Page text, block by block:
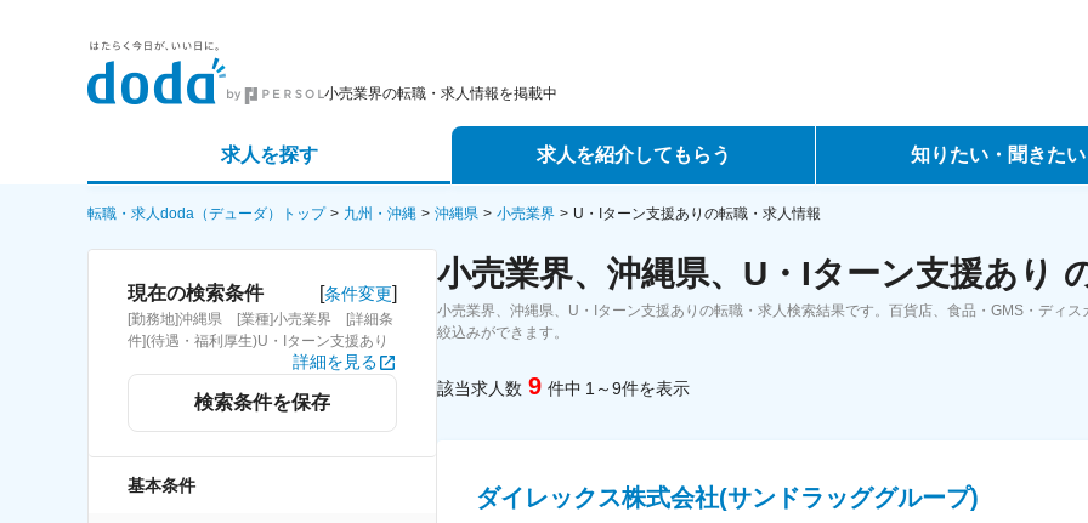
小売業界の転職・求人情報を掲載中
求人を探す
詳細条件から探す
求人特集から探す
求人を紹介してもらう
エージェントサービス
スカウトサービス
パートナーエージェントサービス
知りたい・聞きたい
データで見る転職
転職・求人doda（デューダ）トップ 九州・沖縄 沖縄県 小売業界 U・Iターン支援ありの転職・求人情報
現在の検索条件 [条件変更]
[勤務地]沖縄県 [業種]小売業界 [詳細条
件](待遇・福利厚生)U・Iターン支援あり
詳細を見る
検索条件を保存
基本条件
小売業界、沖縄県、U・Iターン支援あり
小売業界、沖縄県、U・Iターン支援ありの転職・求人検索結果です。百貨店、食品・GMS・ディ
絞込みができます。
該当求人数 9 件中 1～9件を表示
ダイレックス株式会社(サンドラッググループ)